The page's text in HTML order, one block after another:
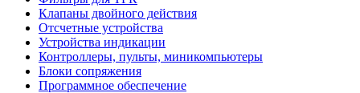
Клапаны двойного действия
Отсчетные устройства
Устройства индикации
Контроллеры, пульты, миникомпьютеры
Блоки сопряжения
Программное обеспечение